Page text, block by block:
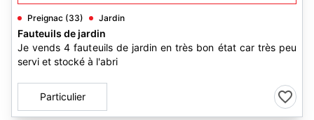
Preignac (33) Jardin
Fauteuils de jardin
Je vends 4 fauteuils de jardin en très bon état car très peu
servi et stocké à l'abri
Particulier